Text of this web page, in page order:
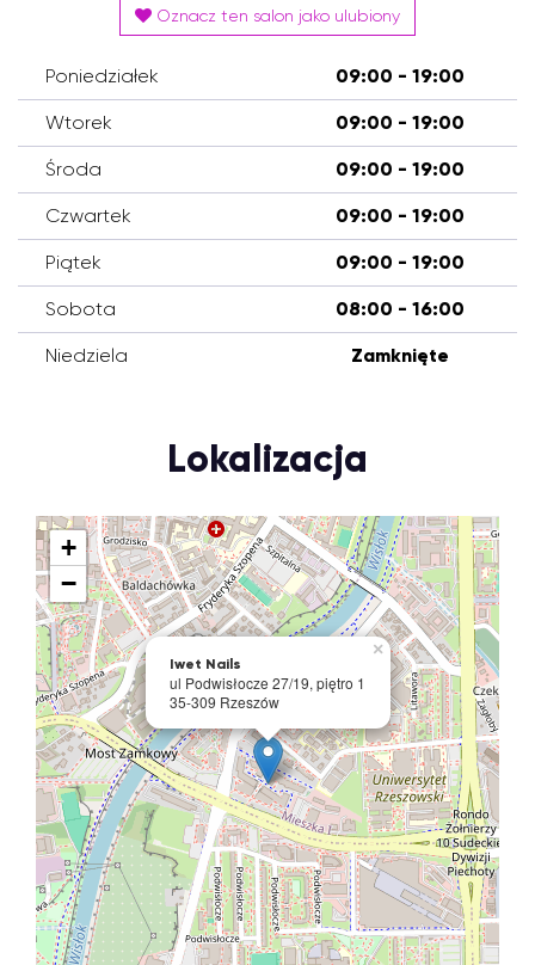
Oznacz ten salon jako ulubiony
Poniedziałek 09:00 - 19:00
Wtorek 09:00 - 19:00
Środa 09:00 - 19:00
Czwartek 09:00 - 19:00
Piątek 09:00 - 19:00
Sobota 08:00 - 16:00
Niedziela Zamknięte
Lokalizacja
Iwet Nails
ul Podwisłocze 27/19, piętro 1
35-309 Rzeszów
×
+
−